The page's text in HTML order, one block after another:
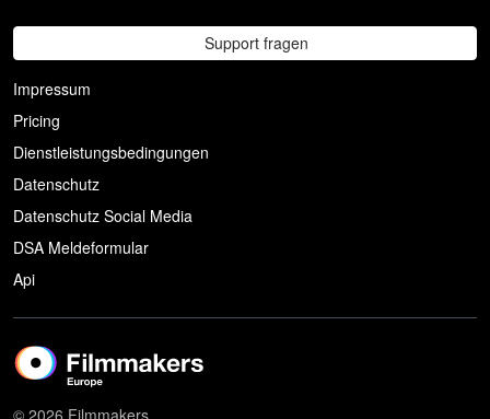
Support fragen
Impressum
Pricing
Dienstleistungsbedingungen
Datenschutz
Datenschutz Social Media
DSA Meldeformular
Api
© 2026 Filmmakers